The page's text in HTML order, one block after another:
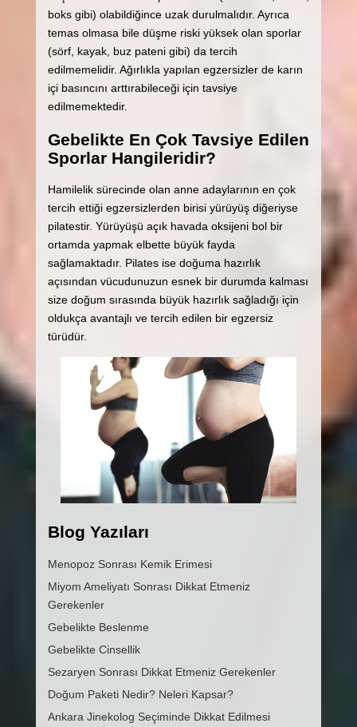
boks gibi) olabildiğince uzak durulmalıdır. Ayrıca
temas olmasa bile düşme riski yüksek olan sporlar
(sörf, kayak, buz pateni gibi) da tercih
edilmemelidir. Ağırlıkla yapılan egzersizler de karın
içi basıncını arttırabileceği için tavsiye
edilmemektedir.
Gebelikte En Çok Tavsiye Edilen
Sporlar Hangileridir?
Hamilelik sürecinde olan anne adaylarının en çok
tercih ettiği egzersizlerden birisi yürüyüş diğeriyse
pilatestir. Yürüyüşü açık havada oksijeni bol bir
ortamda yapmak elbette büyük fayda
sağlamaktadır. Pilates ise doğuma hazırlık
açısından vücudunuzun esnek bir durumda kalması
size doğum sırasında büyük hazırlık sağladığı için
oldukça avantajlı ve tercih edilen bir egzersiz
türüdür.
Blog Yazıları
Menopoz Sonrası Kemik Erimesi
Miyom Ameliyatı Sonrası Dikkat Etmeniz
Gerekenler
Gebelikte Beslenme
Gebelikte Cinsellik
Sezaryen Sonrası Dikkat Etmeniz Gerekenler
Doğum Paketi Nedir? Neleri Kapsar?
Ankara Jinekolog Seçiminde Dikkat Edilmesi